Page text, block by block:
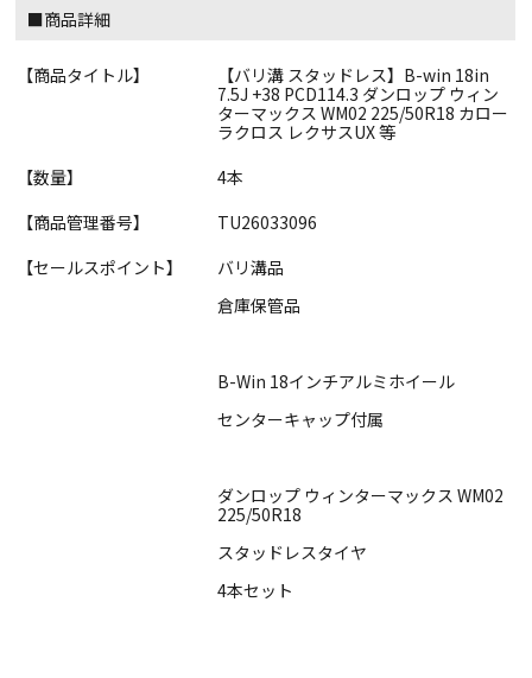
■商品詳細
【商品タイトル】
【バリ溝 スタッドレス】B-win 18in
7.5J +38 PCD114.3 ダンロップ ウィン
ターマックス WM02 225/50R18 カロー
ラクロス レクサスUX 等
【数量】
4本
【商品管理番号】
TU26033096
【セールスポイント】
バリ溝品
倉庫保管品
B-Win 18インチアルミホイール
センターキャップ付属
ダンロップ ウィンターマックス WM02
225/50R18
スタッドレスタイヤ
4本セット